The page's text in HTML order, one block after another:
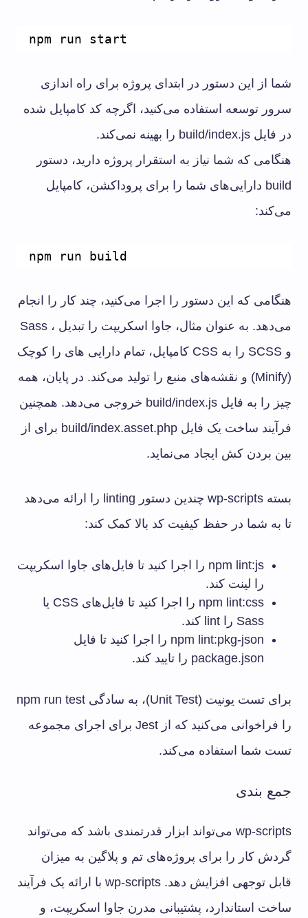
npm run start
شما از این دستور در ابتدای پروژه برای راه اندازی
سرور توسعه استفاده می‌کنید، اگرچه کد کامپایل شده
در فایل build/index.js را بهینه نمی‌کند.
هنگامی که شما نیاز به استقرار پروژه دارید، دستور
build دارایی‌های شما را برای پروداکشن، کامپایل
می‌کند:
npm run build
هنگامی که این دستور را اجرا می‌کنید، چند کار را انجام
می‌دهد. به عنوان مثال، جاوا اسکریپت را تبدیل ، Sass
و SCSS را به CSS کامپایل، تمام دارایی های را کوچک
(Minify) و نقشه‌های منبع را تولید می‌کند. در پایان، همه
چیز را به فایل build/index.js خروجی می‌دهد. همچنین
فرآیند ساخت یک فایل build/index.asset.php برای از
بین بردن کش ایجاد می‌نماید.
بسته wp-scripts چندین دستور linting را ارائه می‌دهد
تا به شما در حفظ کیفیت کد بالا کمک کند:
npm lint:js را اجرا کنید تا فایل‌های جاوا اسکریپت
را لینت کند.
npm lint:css را اجرا کنید تا فایل‌های CSS یا
Sass را lint ‌کند.
npm lint:pkg-json را اجرا کنید تا فایل
package.json را تایید ‌کند.
برای تست یونیت (Unit Test)، به سادگی npm run test
را فراخوانی می‌کنید که از Jest برای اجرای مجموعه
تست شما استفاده می‌کند.
جمع ‌بندی
wp-scripts می‌تواند ابزار قدرتمندی باشد که می‌تواند
گردش کار را برای پروژه‌های تم و پلاگین به میزان
قابل توجهی افزایش دهد. wp-scripts با ارائه یک فرآیند
ساخت استاندارد، پشتیبانی مدرن جاوا اسکریپت، و